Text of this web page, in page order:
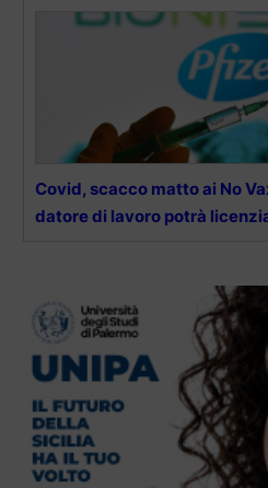
Covid, scacco matto ai No
datore di lavoro potrà